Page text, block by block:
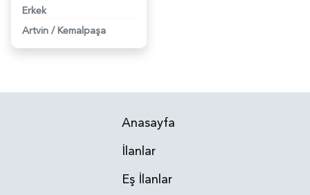
Erkek
Artvin / Kemalpaşa
Anasayfa
İlanlar
Eş İlanlar